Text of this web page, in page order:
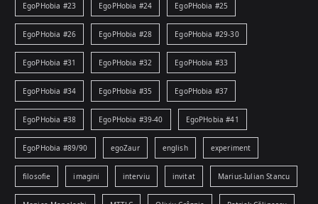
EgoPHobia #23 EgoPHobia #24 EgoPHobia #25
EgoPHobia #26 EgoPHobia #28 EgoPHobia #29-30
EgoPHobia #31 EgoPHobia #32 EgoPHobia #33
EgoPHobia #34 EgoPHobia #35 EgoPHobia #37
EgoPHobia #38 EgoPHobia #39-40 EgoPHobia #41
EgoPHobia #89/90 egoZaur english experiment
filosofie imagini interviu invitat Marius-Iulian Stancu